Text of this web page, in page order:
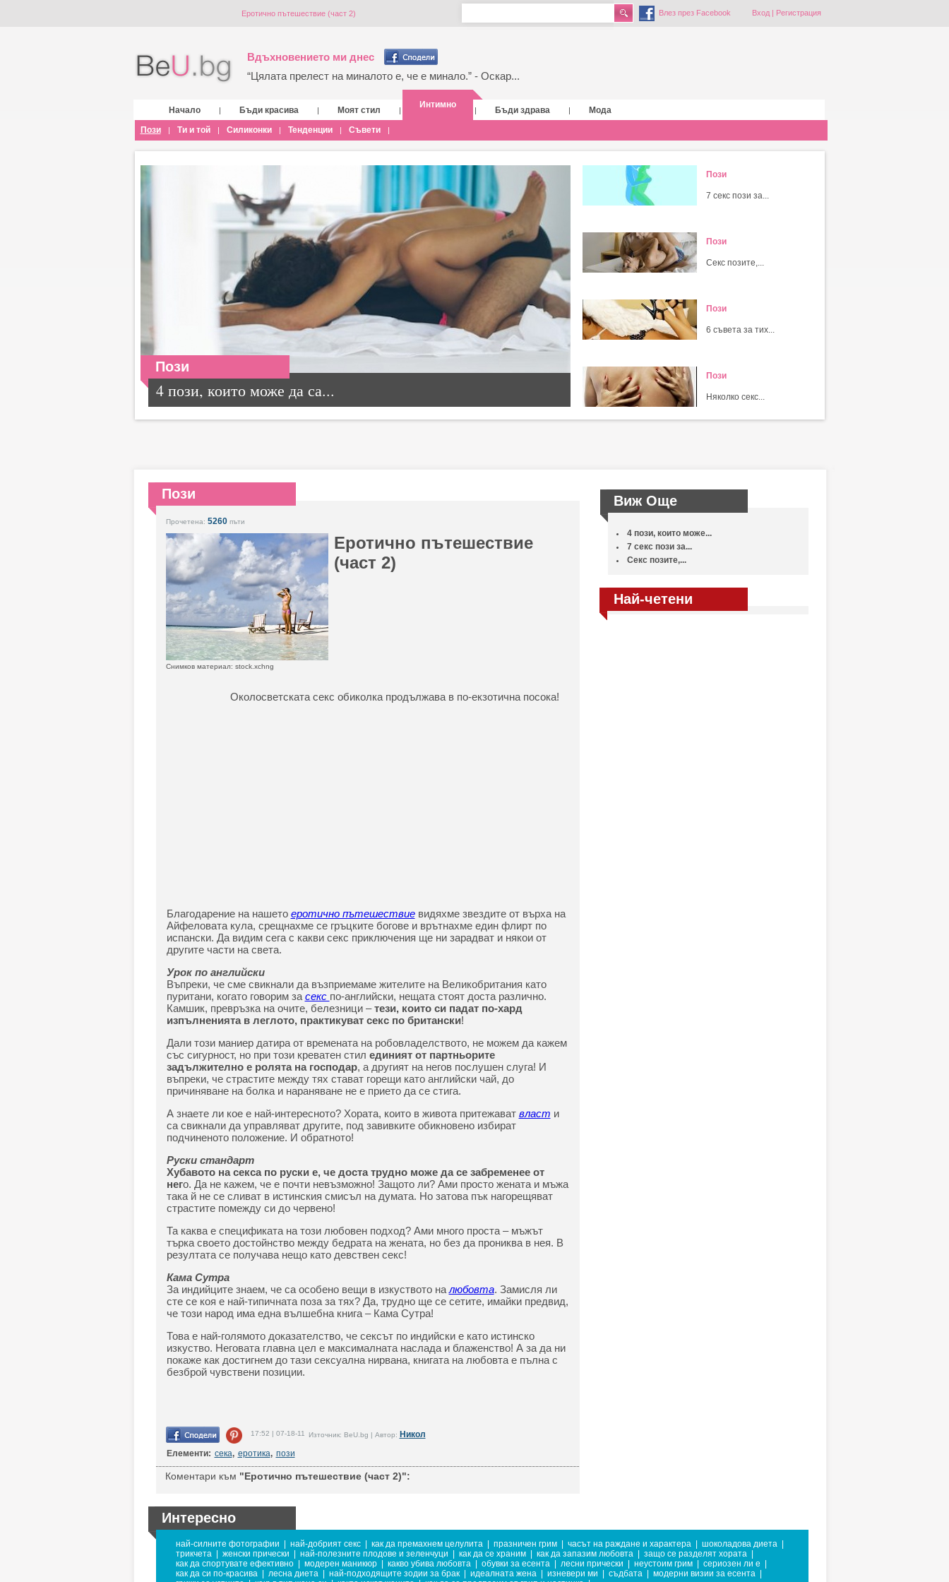
Еротично пътешествие (част 2) Влез през Facebook Вход| Регистрация
Вдъхновението ми днес
“Цялата прелест на миналото е, че е минало.” - Оскар...
Начало | Бъди красива | Моят стил |
Интимно
| Бъди здрава |
Мода
Пози
| Ти и той | Силиконки | Тенденции | Съвети |
Пози
4 пози, които може да са...
Пози
7 секс пози за...
Пози
Секс позите,...
Пози
6 съвета за тих...
Пози
Няколко секс...
Пози
Прочетена: 5260пъти
Еротично пътешествие
(част 2)
Снимков материал: stock.xchng
Околосветската секс обиколка продължава в по-екзотична посока!
Благодарение на нашето еротично пътешествиевидяхме звездите от върха на
Айфеловата кула, срещнахме се гръцките богове и врътнахме един флирт по
испански. Да видим сега с какви секс приключения ще ни зарадват и някои от
другите части на света.
Урок по английски
Въпреки, че сме свикнали да възприемаме жителите на Великобритания като
пуритани, когато говорим за секс по-английски, нещата стоят доста различно.
Камшик, превръзка на очите, белезници –тези, които си падат по-хард
изпълненията в леглото, практикуват секс по британски!
Дали този маниер датира от времената на робовладелството, не можем да кажем
със сигурност, но при този креватен стил единият от партньорите
задължително е ролята на господар, а другият на негов послушен слуга! И
въпреки, че страстите между тях стават горещи като английски чай, до
причиняване на болка и нараняване не е прието да се стига.
А знаете ли кое е най-интересното? Хората, които в живота притежават власт и
са свикнали да управляват другите, под завивките обикновено избират
подчиненото положение. И обратното!
Руски стандарт
Хубавото на секса по руски е, че доста трудно може да се забременее от
него. Да не кажем, че е почти невъзможно! Защото ли? Ами просто жената и мъжа
така й не се сливат в истинския смисъл на думата. Но затова пък нагорещяват
страстите помежду си до червено!
Та каква е спецификата на този любовен подход? Ами много проста – мъжът
търка своето достойнство между бедрата на жената, но без да прониква в нея. В
резултата се получава нещо като девствен секс!
Кама Сутра
За индийците знаем, че са особено вещи в изкуството на любовта. Замисля ли
сте се коя е най-типичната поза за тях? Да, трудно ще се сетите, имайки предвид,
че този народ има една вълшебна книга – Кама Сутра!
Това е най-голямото доказателство, че сексът по индийски е като истинско
изкуство. Неговата главна цел е максималната наслада и блаженство! А за да ни
покаже как достигнем до тази сексуална нирвана, книгата на любовта е пълна с
безброй чувствени позиции.
17:52 | 07-18-11 Източник: BeU.bg | Автор: Никол
Елементи: сека, еротика, пози
Коментари към "Еротично пътешествие (част 2)":
Виж Още
4 пози, които може...
7 секс пози за...
Секс позите,...
Най-четени
Интересно
най-силните фотографии най-добрият секс как да премахнем целулита празничен грим часът на раждане и характера шоколадова диета
трикчета
женски прически най-полезните плодове и зеленчуци как да се храним как да запазим любовта защо се разделят хората
как да спортувате ефективно
модерен маникюр какво убива любовта обувки за есента лесни прически неустоим грим сериозен ли е
как да си по-красива
лесна диета най-подходящите зодии за брак идеалната жена изневери ми съдбата модерни визии за есента